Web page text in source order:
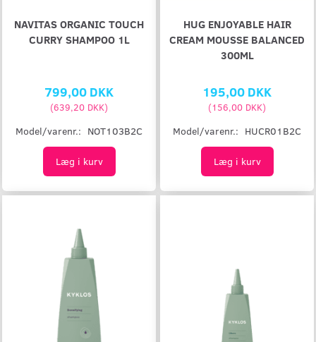
NAVITAS ORGANIC TOUCH
CURRY SHAMPOO 1L
799,00 DKK
(639,20 DKK)
Model/varenr.: NOT103B2C
Læg i kurv
HUG ENJOYABLE HAIR
CREAM MOUSSE BALANCED
300ML
195,00 DKK
(156,00 DKK)
Model/varenr.: HUCR01B2C
Læg i kurv